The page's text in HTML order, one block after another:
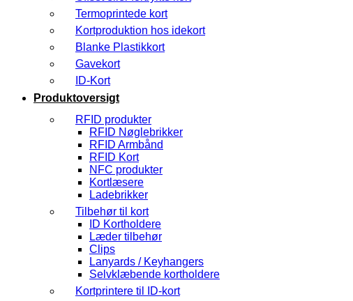
Termoprintede kort
Kortproduktion hos idekort
Blanke Plastikkort
Gavekort
ID-Kort
Produktoversigt
RFID produkter
RFID Nøglebrikker
RFID Armbånd
RFID Kort
NFC produkter
Kortlæsere
Ladebrikker
Tilbehør til kort
ID Kortholdere
Læder tilbehør
Clips
Lanyards / Keyhangers
Selvklæbende kortholdere
Kortprintere til ID-kort